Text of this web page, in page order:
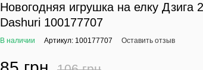
Новогодняя игрушка на елку Дзига
Dashuri 100177707
В наличии Артикул: 100177707 Оставить отзыв